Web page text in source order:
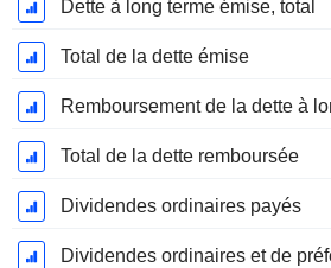
Dette à long terme émise, total
Total de la dette émise
Remboursement de la dette à
Total de la dette remboursée
Dividendes ordinaires payés
Dividendes ordinaires et de